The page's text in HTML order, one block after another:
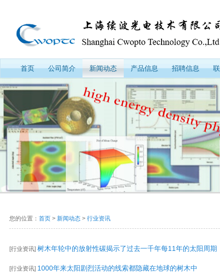
首页 公司简介 新闻动态 产品信息 招聘信息
您的位置： 首页 > 新闻动态 > 行业资讯
[行业资讯] 树木年轮中的放射性碳揭示了过去一千年每11年的太阳周期
[行业资讯] 1000年来太阳剧烈活动的线索都隐藏在地球的树木中